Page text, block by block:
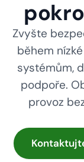
Zvyšte
během
systémům,
podpoře.
provoz